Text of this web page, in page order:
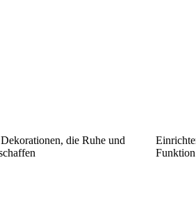
die Ruhe und
Funktion